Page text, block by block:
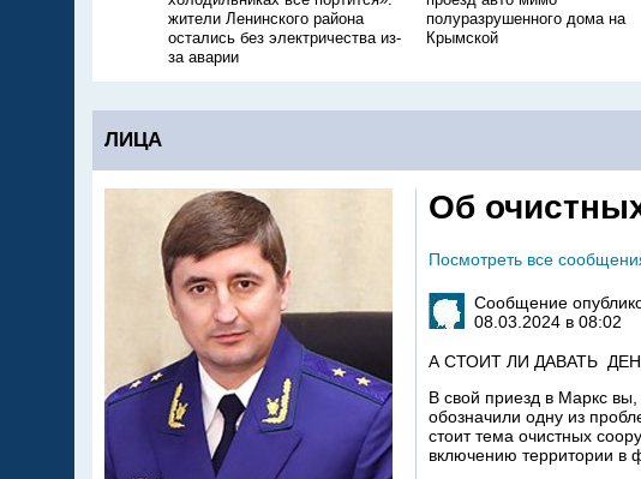
жители Ленинского района
остались без электричества из-
за аварии
полуразрушенного дома на
Крымской
ЛИЦА
Об
Посмотреть все
Сообщение
08.03.2024 в 08:02
А СТОИТ ЛИ ДАВАТЬ
В свой приезд в Маркс вы,
обозначили одну из
стоит тема очистных
включению территории в